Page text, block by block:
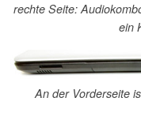
rechte Seite:
ein
An der Vorderseite